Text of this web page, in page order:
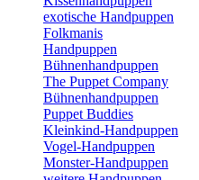
exotische Handpuppen
Folkmanis
Handpuppen
Bühnenhandpuppen
The Puppet Company
Bühnenhandpuppen
Puppet Buddies
Kleinkind-Handpuppen
Vogel-Handpuppen
Monster-Handpuppen